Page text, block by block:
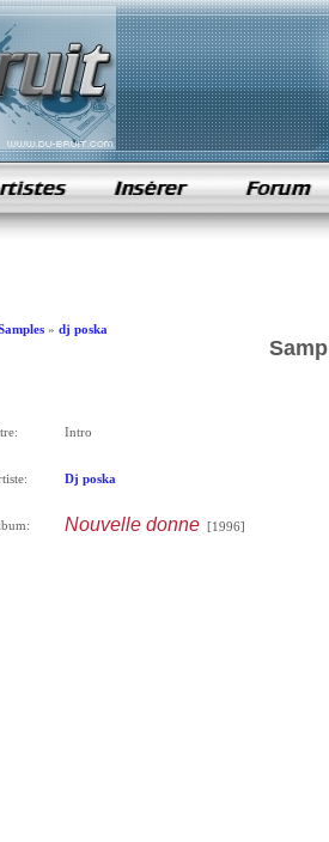
de rap
» dj poska
Intro
Dj poska
Nouvelle donne[1996]